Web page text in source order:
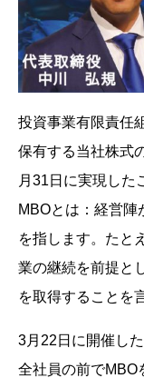
投資事業有限責任
保有する当社株式
月31日に実現した
MBOとは：経営陣
を指します。たと
業の継続を前提と
を取得することを
3月22日に開催し
全社員の前でMBO